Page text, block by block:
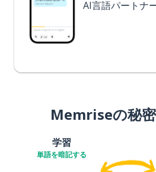
AI言語パートナ
Memriseの秘
学習
単語を暗記する